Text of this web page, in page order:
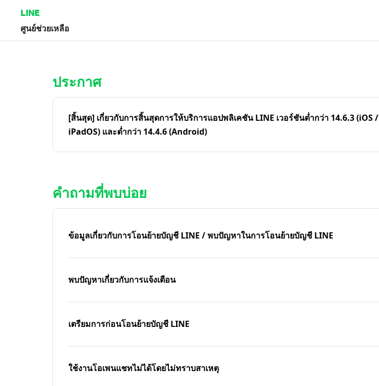
LINE
ศูนย์ช่วยเหลือ
ประกาศ
[สิ้นสุด] เกี่ยวกับการสิ้นสุดการให้บริการแอปพลิเคชัน LINE เวอร์ชันต่ำกว่า 14.6.3 (iOS /
iPadOS) และต่ำกว่า 14.4.6 (Android)
คำถามที่พบบ่อย
ข้อมูลเกี่ยวกับการโอนย้ายบัญชี LINE / พบปัญหาในการโอนย้ายบัญชี LINE
พบปัญหาเกี่ยวกับการแจ้งเตือน
เตรียมการก่อนโอนย้ายบัญชี LINE
ใช้งานโอเพนแชทไม่ได้โดยไม่ทราบสาเหตุ